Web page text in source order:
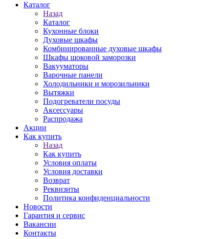
Каталог
Назад
Каталог
Кухонные блоки
Духовые шкафы
Комбинированные духовые шкафы
Шкафы шоковой заморозки
Вакууматоры
Варочные панели
Холодильники и морозильники
Вытяжки
Подогреватели посуды
Аксессуары
Распродажа
Акции
Как купить
Назад
Как купить
Условия оплаты
Условия доставки
Возврат
Реквизиты
Политика конфиденциальности
Новости
Гарантия и сервис
Вакансии
Контакты